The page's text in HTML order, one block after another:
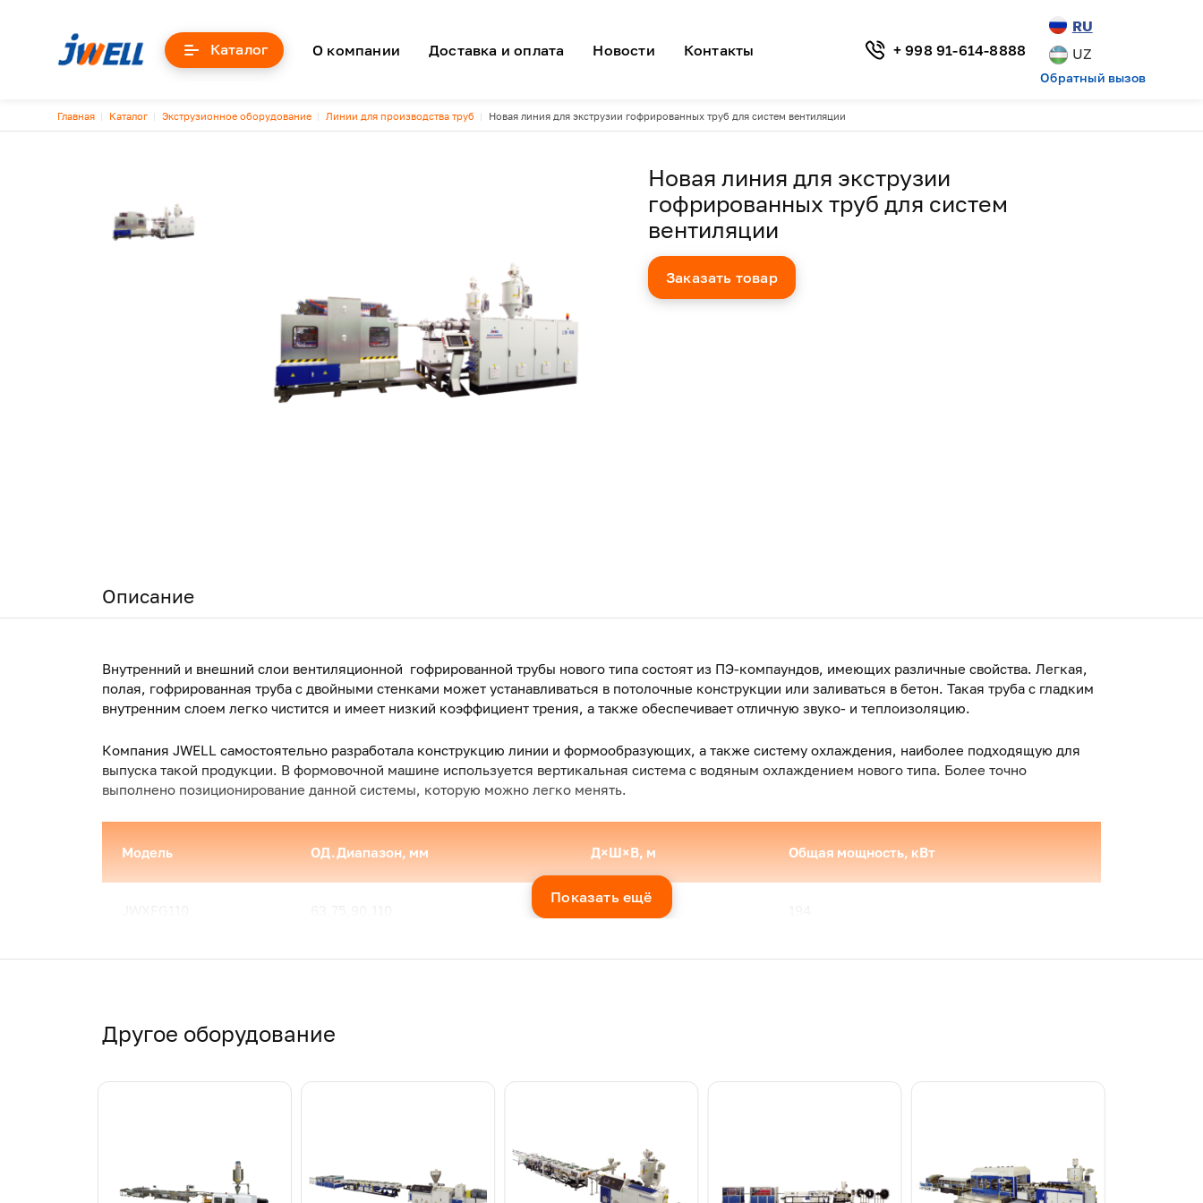
Каталог Основная навигация
О компании Доставка и оплата Новости Контакты + 998 91-614-8888
RU
UZ
Обратный вызов
Строка навигации
Главная Каталог Экструзионное оборудование Линии для производства труб Новая линия для экструзии гофрированных труб для систем вентиляции
Новая линия для экструзии
гофрированных труб для систем
вентиляции
Заказать товар
Описание
Внутренний и внешний слои вентиляционной гофрированной трубы нового типа состоят из ПЭ-компаундов, имеющих различные свойства. Легкая,
полая, гофрированная труба с двойными стенками может устанавливаться в потолочные конструкции или заливаться в бетон. Такая труба с гладким
внутренним слоем легко чистится и имеет низкий коэффициент трения, а также обеспечивает отличную звуко- и теплоизоляцию.
Компания JWELL самостоятельно разработала конструкцию линии и формообразующих, а также систему охлаждения, наиболее подходящую для
выпуска такой продукции. В формовочной машине используется вертикальная система с водяным охлаждением нового типа. Более точно
выполнено позиционирование данной системы, которую можно легко менять.
Модель ОД.Диапазон, мм Д×Ш×В, м Общая мощность, кВт
Показать ещё
Другое оборудование